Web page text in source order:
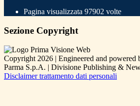
Pagina visualizzata 97902 volte
Sezione Copyright
Copyright 2026 | Engineered and powered
Parma S.p.A. | Divisione Publishing &
Disclaimer trattamento dati personali